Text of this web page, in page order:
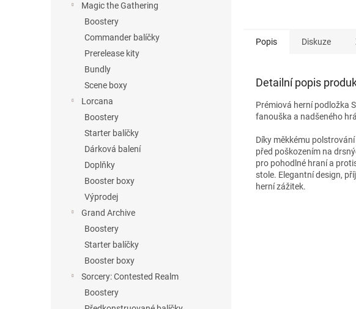
Magic the Gathering
Boostery
Commander balíčky
Prerelease kity
Bundly
Scene boxy
Lorcana
Boostery
Starter balíčky
Dárková balení
Doplňky
Booster boxy
Výprodej
Grand Archive
Boostery
Starter balíčky
Booster boxy
Sorcery: Contested Realm
Boostery
Popis Diskuze
Detailní popis
Prémiová herní podložka
fanouška a nadšeného
Díky měkkému
před poškozením na
pro pohodlné hraní a
stole. Elegantní design,
herní zážitek.